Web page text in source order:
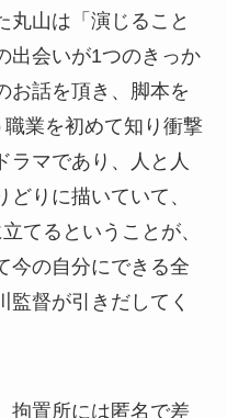
丸山は「演じること
出会いが1つのきっか
お話を頂き、脚本を
職業を初めて知り衝撃
ラマであり、人と人
りに描いていて、
てるということが、
今の自分にできる全
監督が引きだしてく
拘置所には匿名で差